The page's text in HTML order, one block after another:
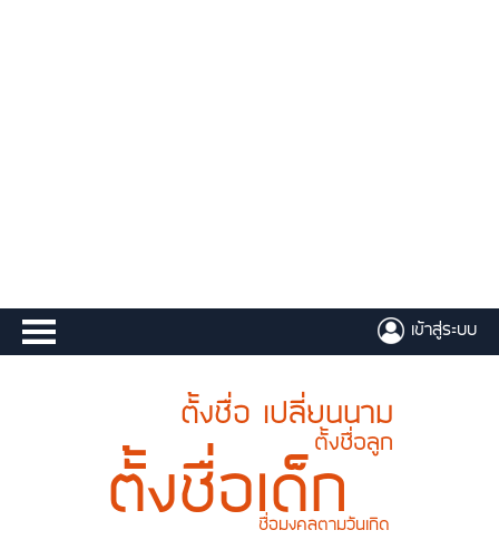
เข้าสู่ระบบ
ตั้งชื่อ เปลี่ยนนาม
ตั้งชื่อลูก
ตั้งชื่อเด็ก
ชื่อมงคลตามวันเกิด